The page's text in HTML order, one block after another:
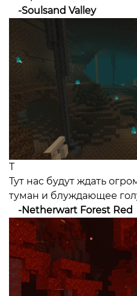
-Soulsand Valley
Т
Тут нас будут ждать
туман и блуждающее
-Netherwart Forest Red